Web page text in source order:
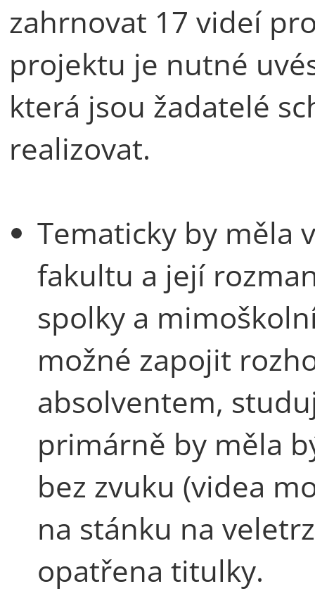
zahrnovat 17 videí
projektu je nutné
která jsou žadatelé
realizovat.
Tematicky by měla
fakultu a její
spolky a
možné zapojit
absolventem,
primárně by měla
bez zvuku (videa
na stánku na
opatřena titulky.